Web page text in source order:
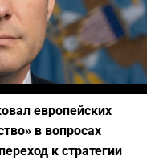
Фото: www.war.gov
европейских
в вопросах
к стратегии